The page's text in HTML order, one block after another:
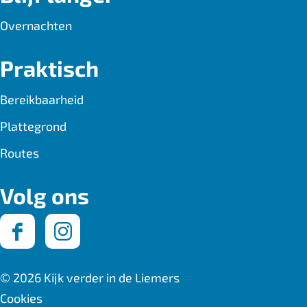
Overnachten
Praktisch
Bereikbaarheid
Plattegrond
Routes
Volg ons
F
a
c
I
© 2026 Kijk verder in de Liemers
Cookies